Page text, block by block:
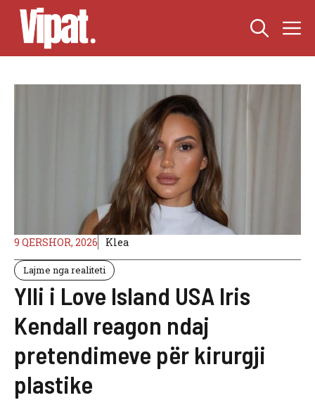
Skip
content
9 QERSHOR, 2026 Klea
Lajme nga realiteti
Ylli i Love Island USA Iris
Kendall reagon ndaj
pretendimeve për kirurgji
plastike